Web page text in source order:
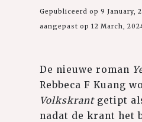
Gepubliceerd op 9 January,
aangepast op 12 March,
De nieuwe roman
Rebbeca F Kuang
Volkskrant getipt
nadat de krant het